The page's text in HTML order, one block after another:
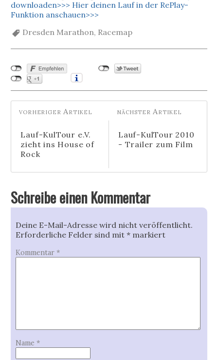
downloaden>>> Hier deinen Lauf in der RePlay-
Funktion anschauen>>>
Dresden Marathon, Racemap
Lauf-KulTour e.V.
zieht ins House of
Rock
Lauf-KulTour 2010
- Trailer zum Film
Schreibe einen Kommentar
Deine E-Mail-Adresse wird nicht veröffentlicht.
Erforderliche Felder sind mit* markiert
Kommentar*
Name*